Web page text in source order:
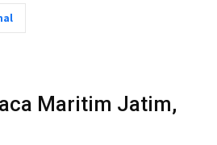
Maritim Jatim,